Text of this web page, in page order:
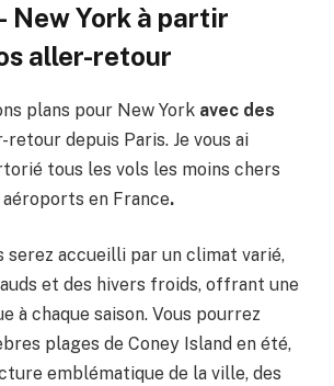
New York à partir
aller-retour
plans pour New York avec des
retour depuis Paris. Je vous ai
tous les vols les moins chers
en France.
serez accueilli par un climat varié,
et des hivers froids, offrant une
à chaque saison. Vous pourrez
plages de Coney Island en été,
emblématique de la ville, des